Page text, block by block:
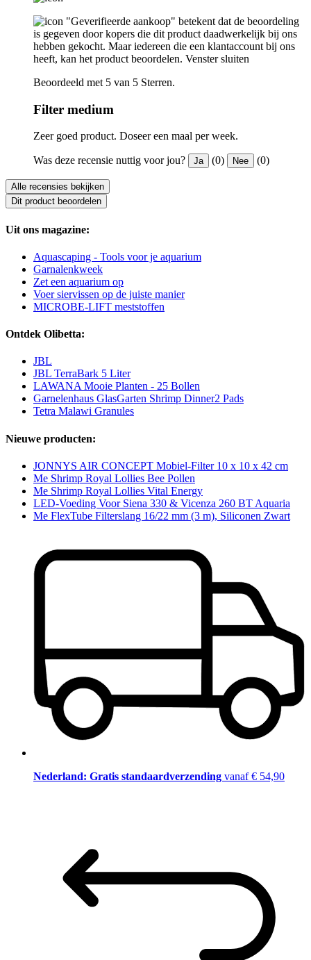
"Geverifieerde aankoop" betekent dat de beoordeling
is gegeven door kopers die dit product daadwerkelijk bij ons
hebben gekocht. Maar iedereen die een klantaccount bij ons
heeft, kan het product beoordelen. Venster sluiten
Beoordeeld met 5 van 5 Sterren.
Filter medium
Zeer goed product. Doseer een maal per week.
Was deze recensie nuttig voor jou? Ja (0) Nee (0)
Alle recensies bekijken
Dit product beoordelen
Uit ons magazine:
Aquascaping - Tools voor je aquarium
Garnalenkweek
Zet een aquarium op
Voer siervissen op de juiste manier
MICROBE-LIFT meststoffen
Ontdek Olibetta:
JBL
JBL TerraBark 5 Liter
LAWANA Mooie Planten - 25 Bollen
Garnelenhaus GlasGarten Shrimp Dinner2 Pads
Tetra Malawi Granules
Nieuwe producten:
JONNYS AIR CONCEPT Mobiel-Filter 10 x 10 x 42 cm
Me Shrimp Royal Lollies Bee Pollen
Me Shrimp Royal Lollies Vital Energy
LED-Voeding Voor Siena 330 & Vicenza 260 BT Aquaria
Me FlexTube Filterslang 16/22 mm (3 m), Siliconen Zwart
Nederland: Gratis standaardverzending vanaf € 54,90